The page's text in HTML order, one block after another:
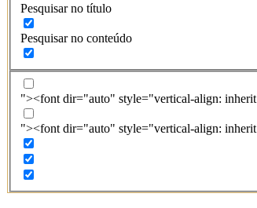
Pesquisar no título
Pesquisar no conteúdo
"><font dir="auto" style="vertical-align: inherit
"><font dir="auto" style="vertical-align: inherit